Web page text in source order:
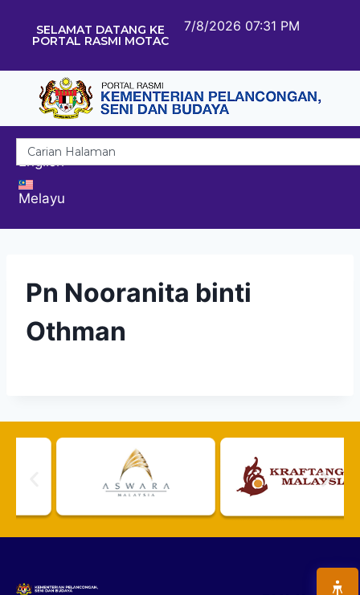
SELAMAT DATANG KE
PORTAL RASMI MOTAC
7/8/2026 07:31 PM
English
Melayu
Pn Nooranita binti
Othman